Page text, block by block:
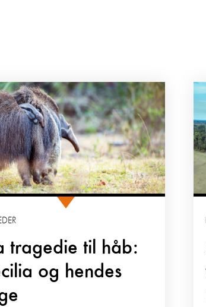
tragedie til håb:
og hendes